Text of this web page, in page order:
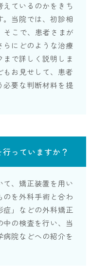
ているのかをきち
。当院では、初診相
そこで、患者さまが
らにどのような治療
で詳しく説明しま
もお見せして、患者
必要な判断材料を提
っていますか？
、矯正装置を用い
のを外科手術と合わ
症」などの外科矯正
の検査を行い、当
院などへの紹介を